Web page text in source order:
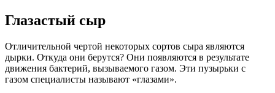
Глазастый сыр
Отличительной чертой некоторых сортов сыра являются
дырки. Откуда они берутся? Они появляются в результате
движения бактерий, вызываемого газом. Эти пузырьки с
газом специалисты называют «глазами».